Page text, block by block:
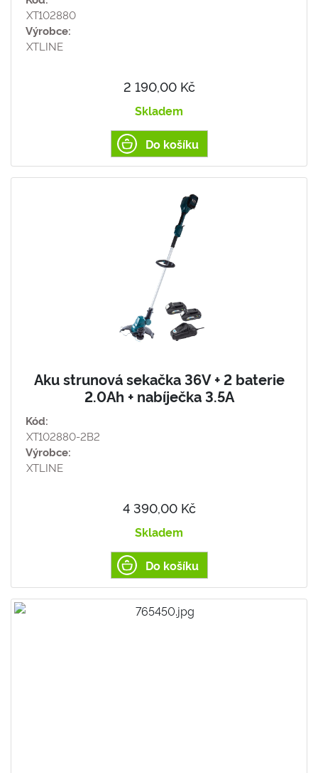
XT102880
Výrobce:
XTLINE
2 190,00 Kč
Skladem
Do košíku
Aku strunová sekačka 36V + 2 baterie
2.0Ah + nabíječka 3.5A
Kód:
XT102880-2B2
Výrobce:
XTLINE
4 390,00 Kč
Skladem
Do košíku